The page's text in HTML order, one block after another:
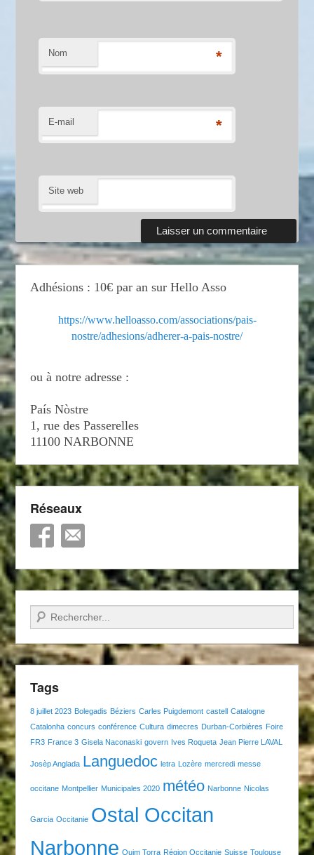
Nom *
E-mail *
Site web
Adhésions : 10€ par an sur Hello Asso
https://www.helloasso.com/associations/pais-
nostre/adhesions/adherer-a-pais-nostre/
ou à notre adresse :
País Nòstre
1, rue des Passerelles
11100 NARBONNE
Réseaux
Recherche
Tags
8 juillet 2023 Bolegadis Béziers Carles Puigdemont castell Catalogne
Catalonha concurs conférence Cultura dimecres Durban-Corbières Foire
FR3 France 3 Gisela Naconaski govern Ives Roqueta Jean Pierre LAVAL
Josèp Anglada Languedoc letra Lozère mercredi messe
occitane Montpellier Municipales 2020 météo Narbonne Nicolas
Garcia Occitanie Ostal Occitan
Narbonne Quim Torra Région Occitanie Suisse Toulouse